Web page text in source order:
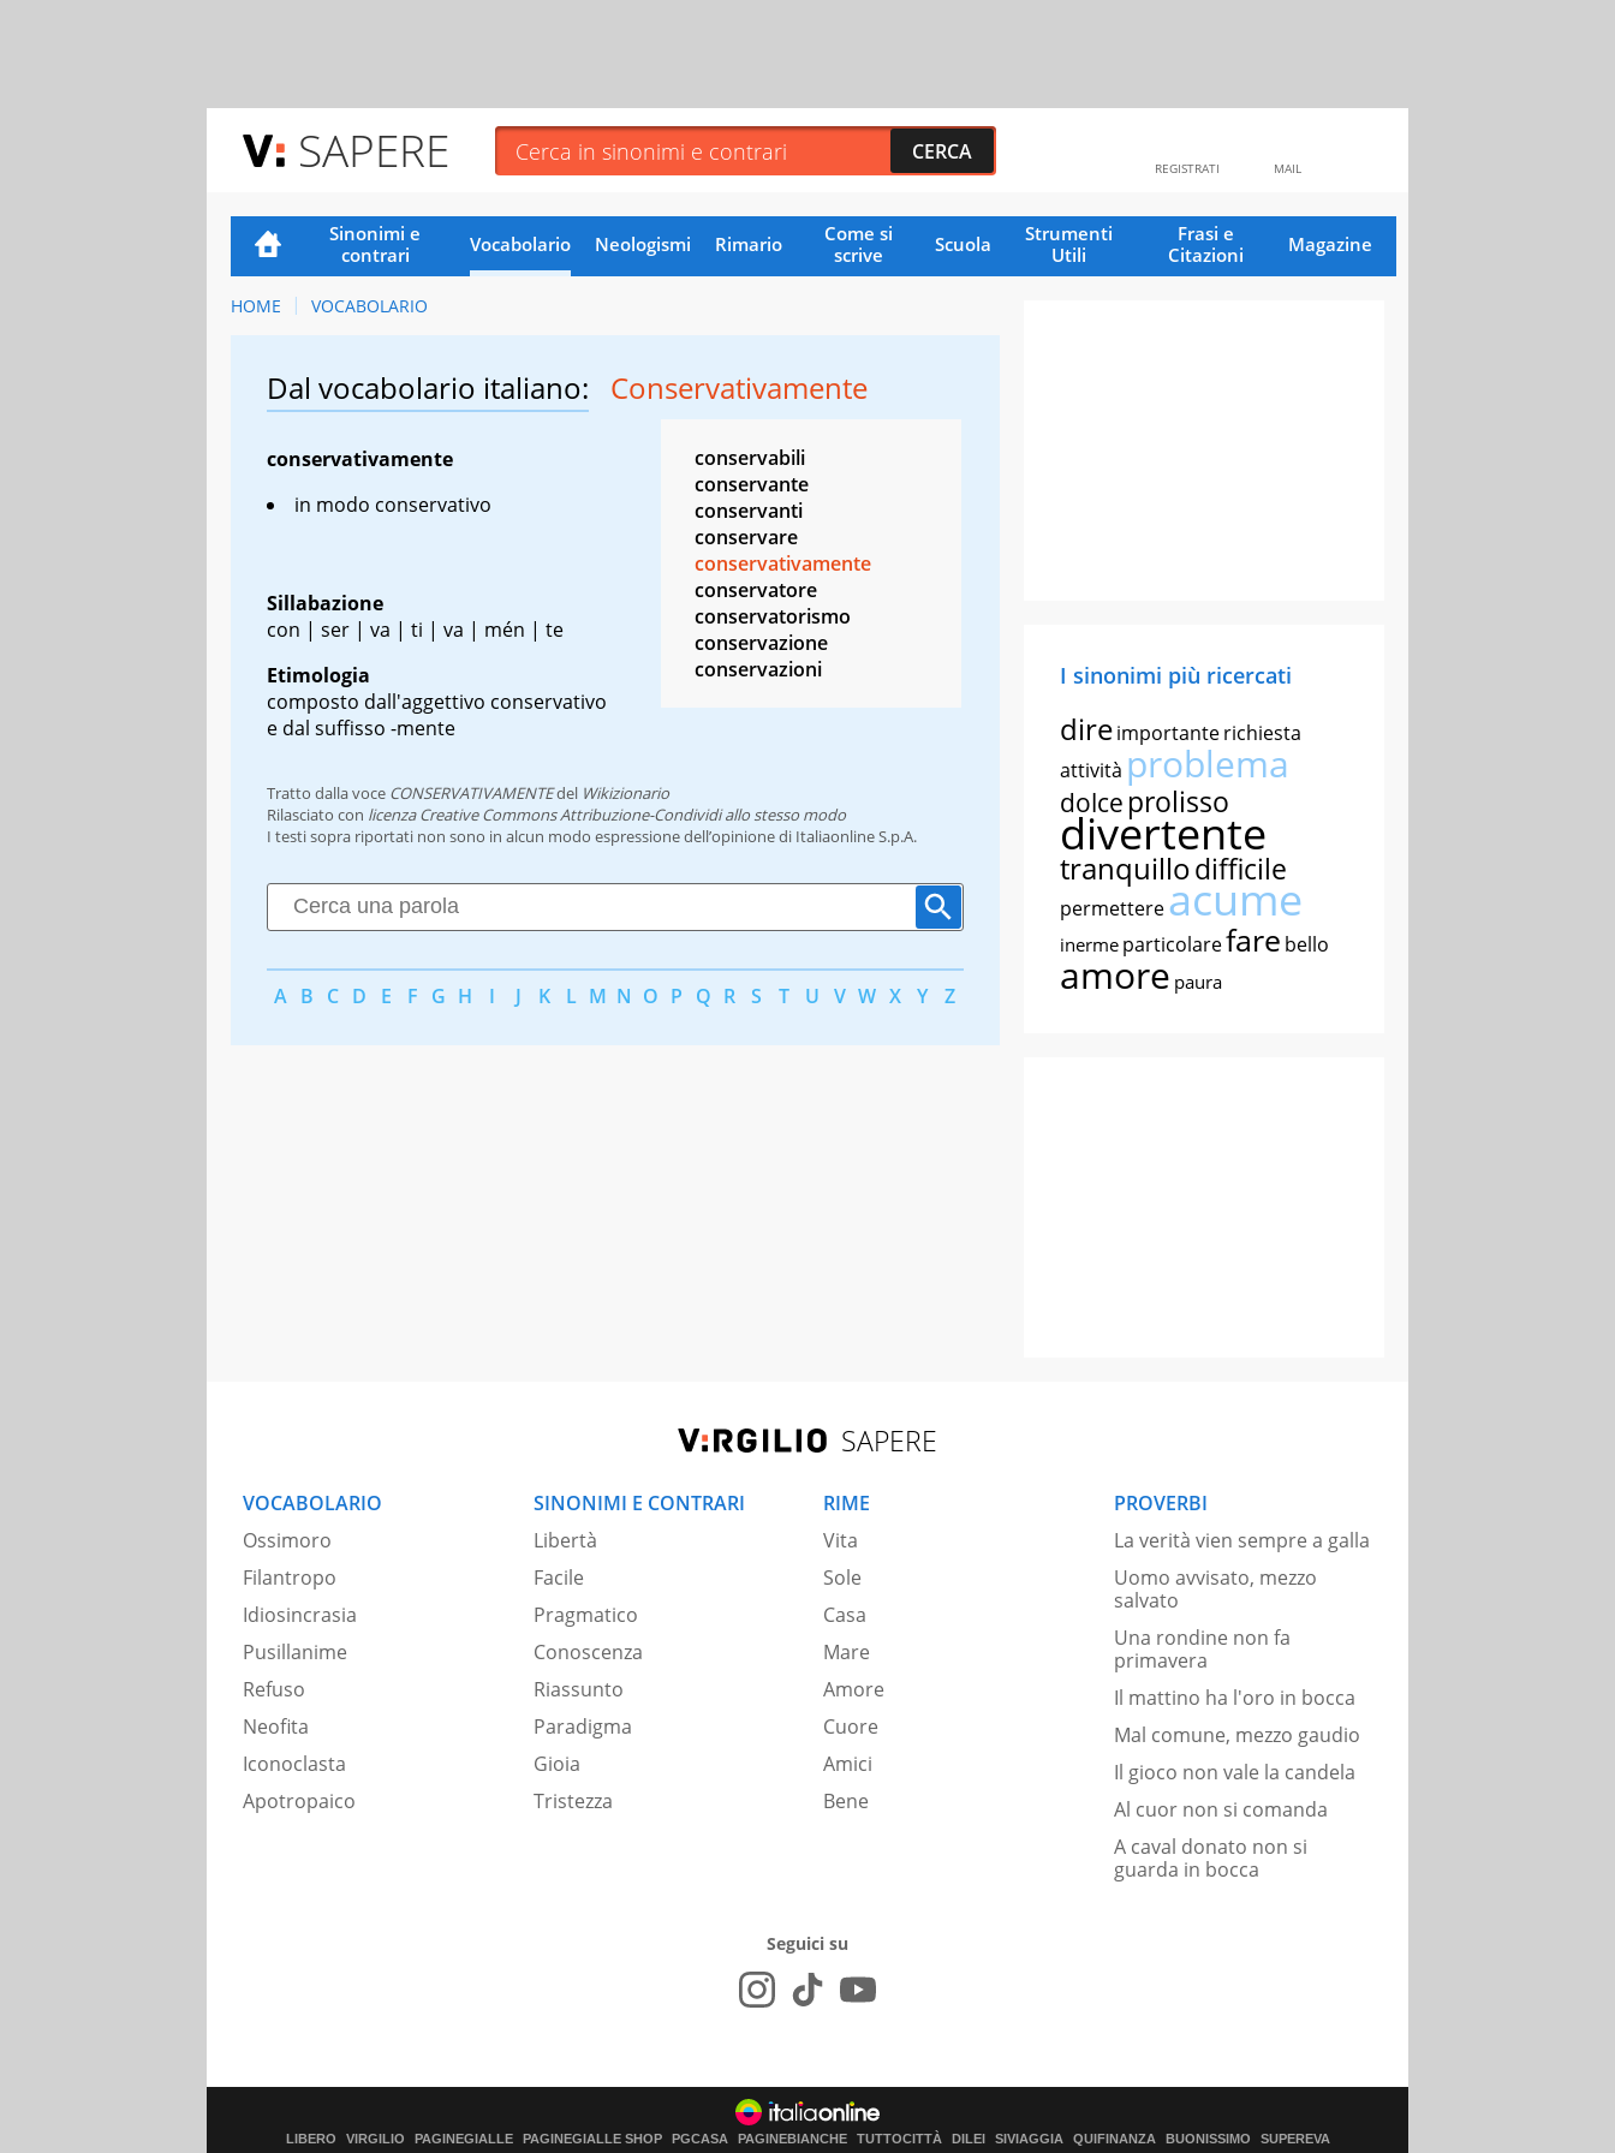
SAPERE MAIL
REGISTRATI
Sinonimi e
contrari
Vocabolario Neologismi Rimario
Come si
scrive
Scuola
Strumenti
Utili
Frasi e
Citazioni
Magazine
HOME VOCABOLARIO
Dal vocabolario italiano: Conservativamente
conservativamente
in modo conservativo
Sillabazione
con | ser | va | ti | va | mén | te
Etimologia
composto dall'aggettivo conservativo
e dal suffisso -mente
conservabili
conservante
conservanti
conservare
conservativamente
conservatore
conservatorismo
conservazione
conservazioni
Tratto dalla voce CONSERVATIVAMENTEdel Wikizionario
Rilasciato con licenza Creative Commons Attribuzione-Condividi allo stesso modo
I testi sopra riportati non sono in alcun modo espressione dell’opinione di Italiaonline S.p.A.
A B C D E F G H I J K L M N O P Q R S T U V W X Y Z
I sinonimi più ricercati
direimportanterichiesta
attività problema
dolce prolisso
divertente
tranquillodifficile
permettereacume
inerme particolarefare bello
amore paura
SAPERE
VOCABOLARIO
Ossimoro
Filantropo
Idiosincrasia
Pusillanime
Refuso
Neofita
Iconoclasta
Apotropaico
SINONIMI E CONTRARI
Libertà
Facile
Pragmatico
Conoscenza
Riassunto
Paradigma
Gioia
Tristezza
RIME
Vita
Sole
Casa
Mare
Amore
Cuore
Amici
Bene
PROVERBI
La verità vien sempre a galla
Uomo avvisato, mezzo
salvato
Una rondine non fa
primavera
Il mattino ha l'oro in bocca
Mal comune, mezzo gaudio
Il gioco non vale la candela
Al cuor non si comanda
A caval donato non si
guarda in bocca
Seguici su
LIBERO VIRGILIO PAGINEGIALLE PAGINEGIALLE SHOP PGCASA PAGINEBIANCHE TUTTOCITTÀ DILEI SIVIAGGIA QUIFINANZA BUONISSIMO SUPEREVA